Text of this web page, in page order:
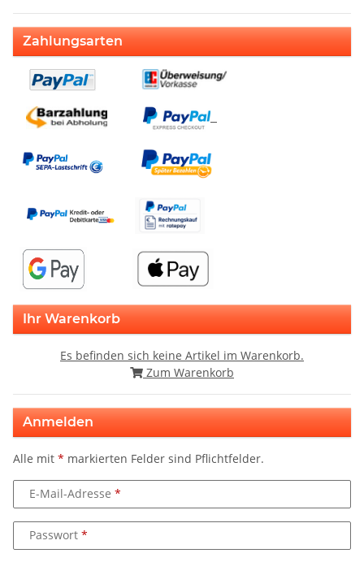
Zahlungsarten
Ihr Warenkorb
Es befinden sich keine Artikel im Warenkorb.
Zum Warenkorb
Anmelden
Alle mit * markierten Felder sind Pflichtfelder.
E-Mail-Adresse
Passwort